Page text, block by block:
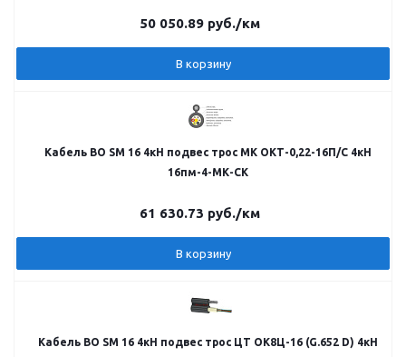
50 050.89 руб./км
В корзину
Кабель ВО SM 16 4кН подвес трос МК ОКТ-0,22-16П/С 4кН
16пм-4-МК-СК
61 630.73 руб./км
В корзину
Кабель ВО SM 16 4кН подвес трос ЦТ ОК8Ц-16 (G.652 D) 4кН